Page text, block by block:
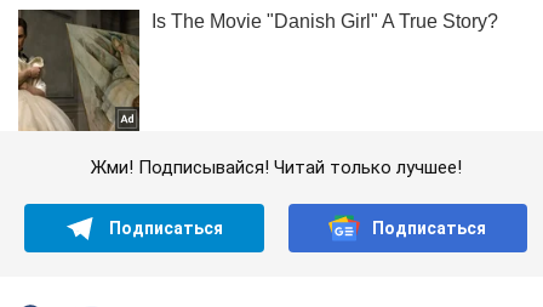
Жми! Подписывайся! Читай только лучшее!
Подписаться Подписаться